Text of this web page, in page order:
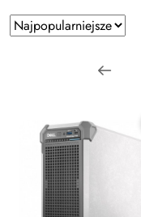
Zastosowano
sortowanie:
Najpopularniejsze.
Sortuj